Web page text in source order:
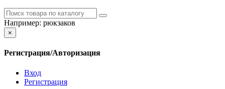
Например: рюкзаков
×
Регистрация/Авторизация
Вход
Регистрация